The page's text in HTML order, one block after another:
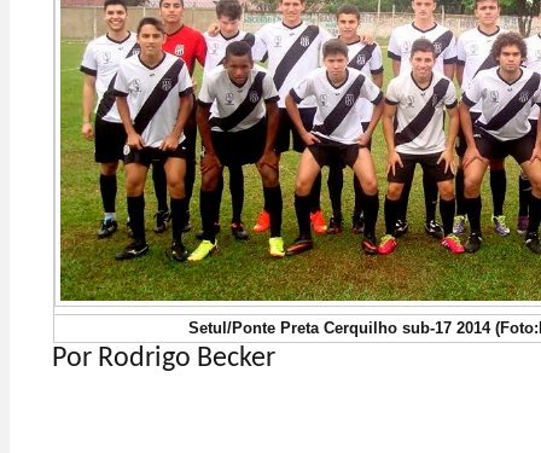
Setul/Ponte Preta Cerquilho sub-17 2014
Por Rodrigo Becker